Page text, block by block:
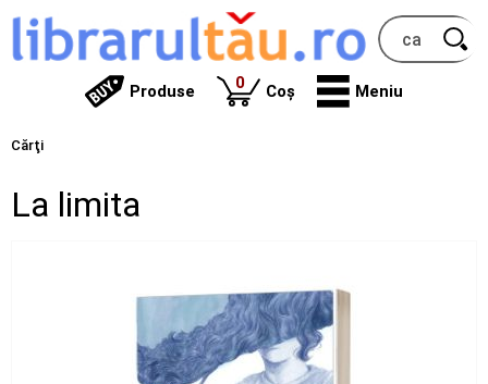
Produse 0produse
Coș Meniu
Cărţi
La limita